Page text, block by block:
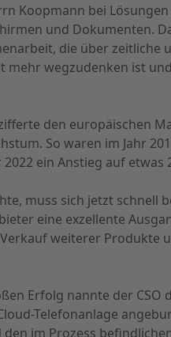
Koopmann bei
und Dokumenten.
die über zeitliche
mehr wegzudenken ist
den europäischen
So waren im Jahr
ein Anstieg auf etwas
muss sich jetzt schnell
eine exzellente
weiterer Produkte
Erfolg nannte der CSO
Telefonanlage
im Prozess